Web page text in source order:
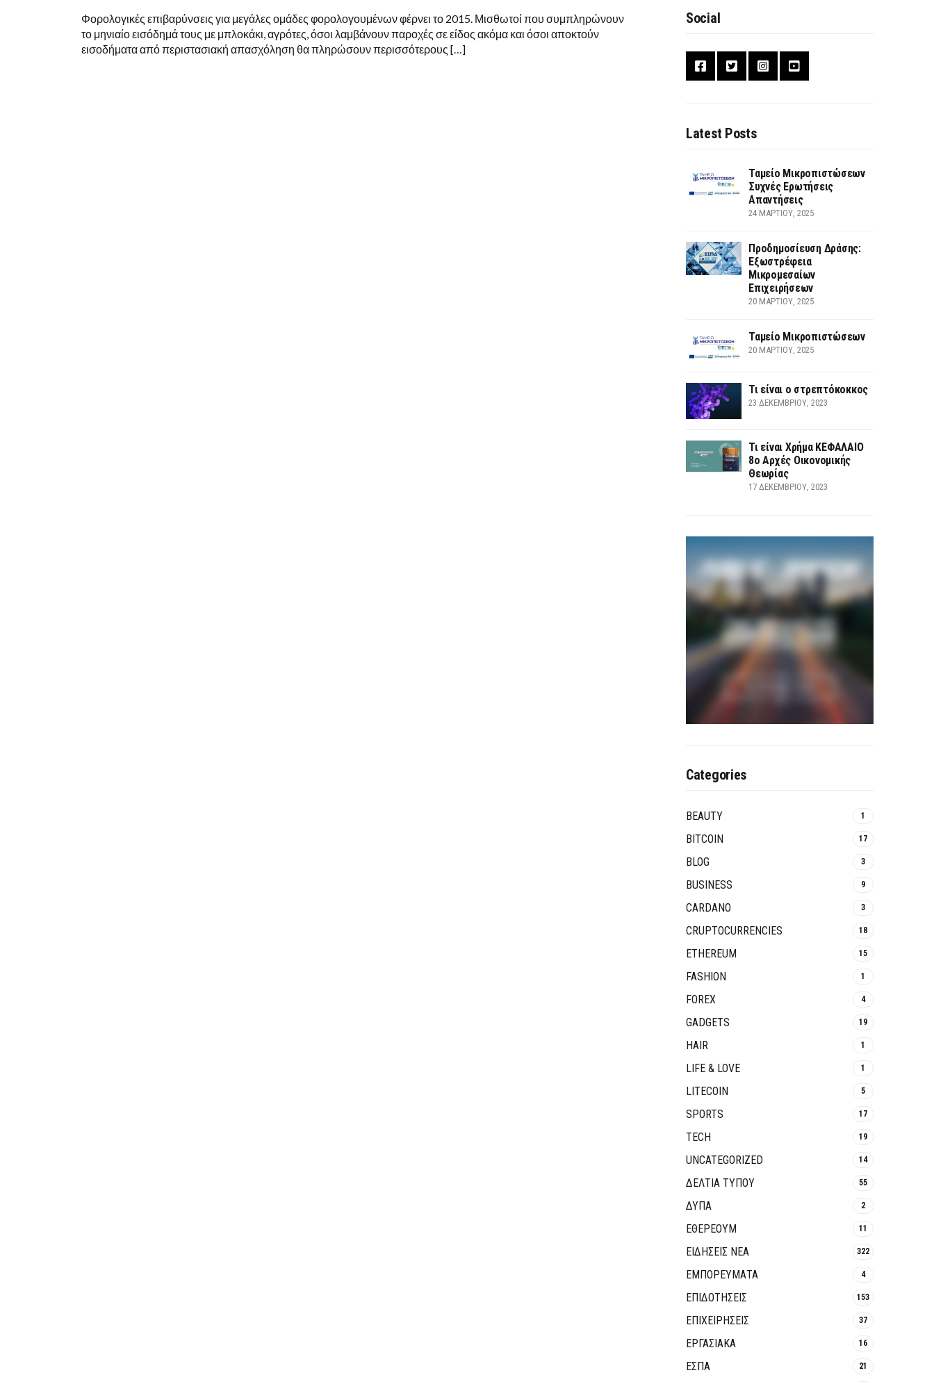
Φορολογικές επιβαρύνσεις για μεγάλες ομάδες φορολογουμένων φέρνει το 2015. Μισθωτοί που συμπληρώνουν
το μηνιαίο εισόδημά τους με μπλοκάκι, αγρότες, όσοι λαμβάνουν παροχές σε είδος ακόμα και όσοι αποκτούν
εισοδήματα από περιστασιακή απασχόληση θα πληρώσουν περισσότερους […]
Social
Latest Posts
Ταμείο Μικροπιστώσεων
Συχνές Ερωτήσεις
Απαντήσεις
24 ΜΑΡΤΊΟΥ, 2025
Προδημοσίευση Δράσης:
Εξωστρέφεια
Μικρομεσαίων
Επιχειρήσεων
20 ΜΑΡΤΊΟΥ, 2025
Ταμείο Μικροπιστώσεων
20 ΜΑΡΤΊΟΥ, 2025
Τι είναι ο στρεπτόκοκκος
23 ΔΕΚΕΜΒΡΊΟΥ, 2023
Τι είναι Χρήμα ΚΕΦΑΛΑΙΟ
8ο Αρχές Οικονομικής
Θεωρίας
17 ΔΕΚΕΜΒΡΊΟΥ, 2023
Categories
BEAUTY 1
BITCOIN 17
BLOG 3
BUSINESS 9
CARDANO 3
CRUPTOCURRENCIES 18
ETHEREUM 15
FASHION 1
FOREX 4
GADGETS 19
HAIR 1
LIFE & LOVE 1
LITECOIN 5
SPORTS 17
TECH 19
UNCATEGORIZED 14
ΔΕΛΤΙΑ ΤΥΠΟΥ 55
ΔΥΠΑ 2
ΕΘΈΡΕΟΥΜ 11
ΕΙΔΗΣΕΙΣ ΝΕΑ 322
ΕΜΠΟΡΕΥΜΑΤΑ 4
ΕΠΙΔΟΤΗΣΕΙΣ 153
ΕΠΙΧΕΙΡΗΣΕΙΣ 37
ΕΡΓΑΣΙΑΚΑ 16
ΕΣΠΑ 21